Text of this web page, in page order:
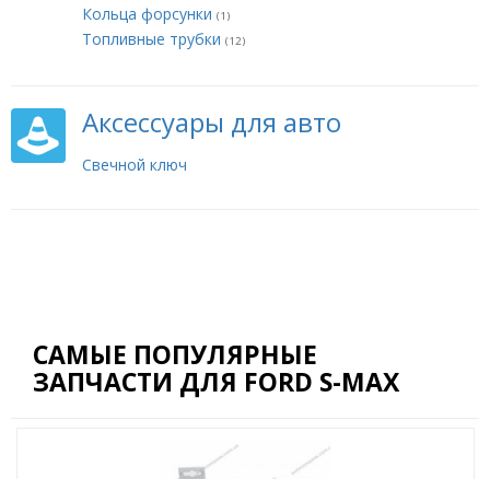
Кольца форсунки (1)
Топливные трубки (12)
Аксессуары для авто
Свечной ключ
САМЫЕ ПОПУЛЯРНЫЕ
ЗАПЧАСТИ ДЛЯ FORD S-MAX